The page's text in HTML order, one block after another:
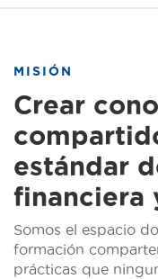
MISIÓN
Crear
estándar
financiera
Somos el espacio
formación
prácticas que